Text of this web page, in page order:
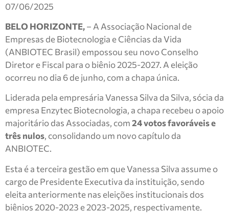
07/06/2025
BELO HORIZONTE,– A Associação Nacional de
Empresas de Biotecnologia e Ciências da Vida
(ANBIOTEC Brasil) empossou seu novo Conselho
Diretor e Fiscal para o biênio 2025-2027. A eleição
ocorreu no dia 6 de junho, com a chapa única.
Liderada pela empresária Vanessa Silva da Silva, sócia da
empresa Enzytec Biotecnologia, a chapa recebeu o apoio
majoritário das Associadas, com24 votos favoráveis e
três nulos, consolidando um novo capítulo da
ANBIOTEC.
Esta é a terceira gestão em que Vanessa Silva assume o
cargo de Presidente Executiva da instituição, sendo
eleita anteriormente nas eleições institucionais dos
biênios 2020-2023 e 2023-2025, respectivamente.